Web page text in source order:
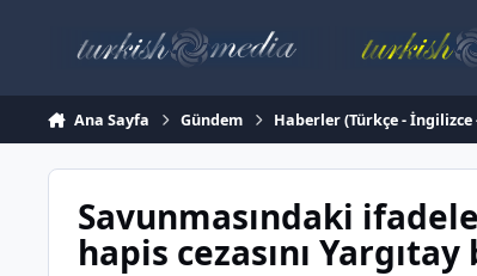
Ana Sayfa Gündem Haberler (Türkçe - İngilizce
Savunmasındaki
hapis cezasını Yargıtay